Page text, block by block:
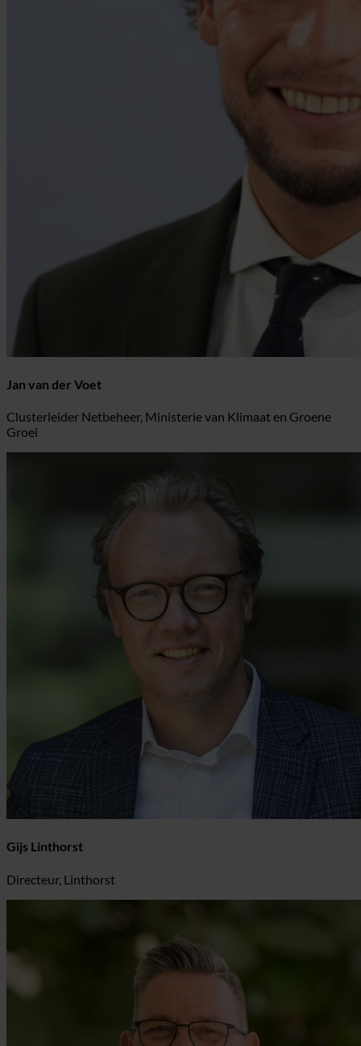
Jan van der Voet
Clusterleider Netbeheer, Ministerie van Klimaat en Groene
Groei
Gijs Linthorst
Directeur, Linthorst